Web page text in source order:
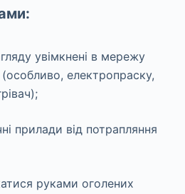
увімкнені в мережу
електропраску,
прилади від потрапляння
руками оголених